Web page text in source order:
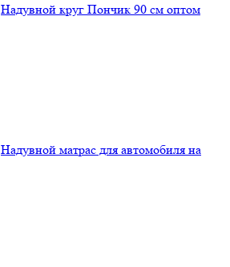
Надувной круг Пончик 90 см оптом
Надувной матрас для автомобиля на